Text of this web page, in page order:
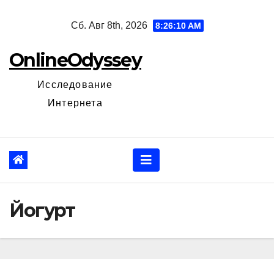
Сб. Авг 8th, 2026 8:26:11 AM
OnlineOdyssey
Исследование
Интернета
Йогурт